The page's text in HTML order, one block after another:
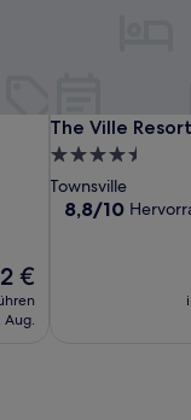
Grand
Hotel
and
Apartments
€
Aug.
The
Ville
Resort
The Ville
The Ville
4.5-
Sterne-
Unterkunft
Townsville
8.8
8,8/10